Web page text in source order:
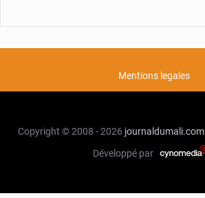
Mentions legales
Copyright © 2008 - 2026 journaldumali.com
Développé par